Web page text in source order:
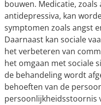
bouwen. Medicatie,
antidepressiva, kan
symptomen zoals angst
Daarnaast kan sociale
het verbeteren van
het omgaan met sociale
de behandeling wordt
behoeften van de
persoonlijkheidsstoornis